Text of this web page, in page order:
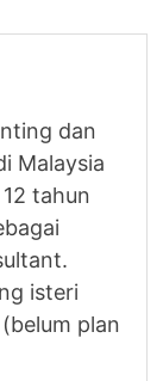
dan
Malaysia
tahun
isteri
plan